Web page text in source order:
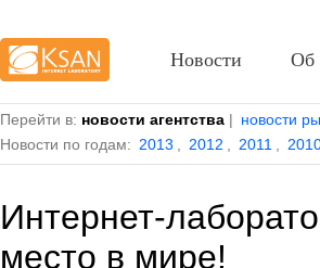
Перейти в: новости агентства | новости
Новости по годам: 2013 2012 2011
Интернет-
место в мире!
Новости Об